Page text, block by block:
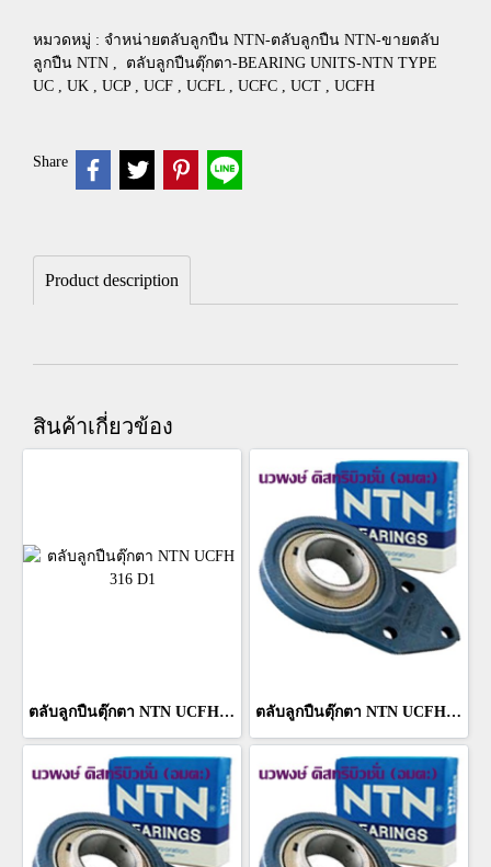
หมวดหมู่ : จำหน่ายตลับลูกปืน NTN-ตลับลูกปืน NTN-ขายตลับ
ลูกปืน NTN ,
ตลับลูกปืนตุ๊กตา-BEARING UNITS-NTN TYPE
UC , UK , UCP , UCF , UCFL , UCFC , UCT , UCFH
Share
Product description
สินค้าเกี่ยวข้อง
ตลับลูกปืนตุ๊กตา NTN UCFH 316 D1 ตลับลูกปืนตุ๊กตา NTN UCFH 314 D1